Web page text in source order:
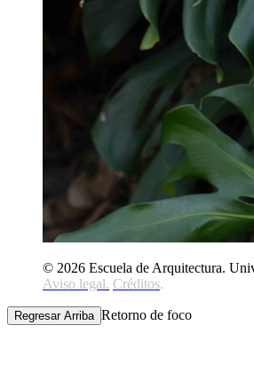
© 2026 Escuela de Arquitectura.
Aviso legal. Créditos.
Regresar Arriba Retorno de foco